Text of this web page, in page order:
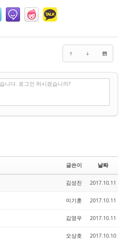
니다. 로그인 하시겠습니까?
글쓴이 날짜
김성진 2017.10.11
이기훈 2017.10.11
김영우 2017.10.11
오상호 2017.10.10